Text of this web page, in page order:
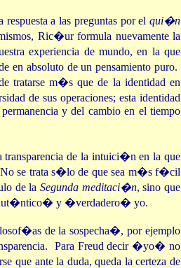
a las preguntas por el qui�n
Ric�ur formula nuevamente la
experiencia de mundo, en la que
en absoluto de un pensamiento puro.
tratarse m�s que de la identidad en
de sus operaciones; esta identidad
y del cambio en el tiempo
transparencia de la intuici�n en la que
se trata s�lo de que sea m�s f�cil
de la Segunda meditaci�n, sino que
y �verdadero� yo.
de la sospecha�, por ejemplo
Para Freud decir �yo� no
que ante la duda, queda la certeza de